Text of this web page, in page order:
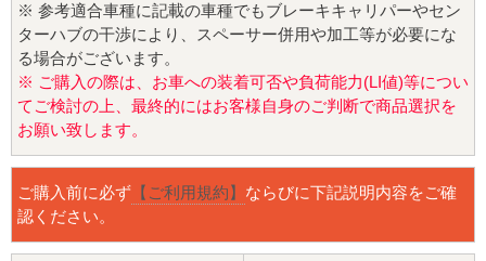
※ 参考適合車種に記載の車種でもブレーキキャリパーやセン
ターハブの干渉により、スペーサー併用や加工等が必要にな
る場合がございます。
※ ご購入の際は、お車への装着可否や負荷能力(LI値)等につい
てご検討の上、最終的にはお客様自身のご判断で商品選択を
お願い致します。
ご購入前に必ず 【ご利用規約】 ならびに下記説明内容をご確
認ください。